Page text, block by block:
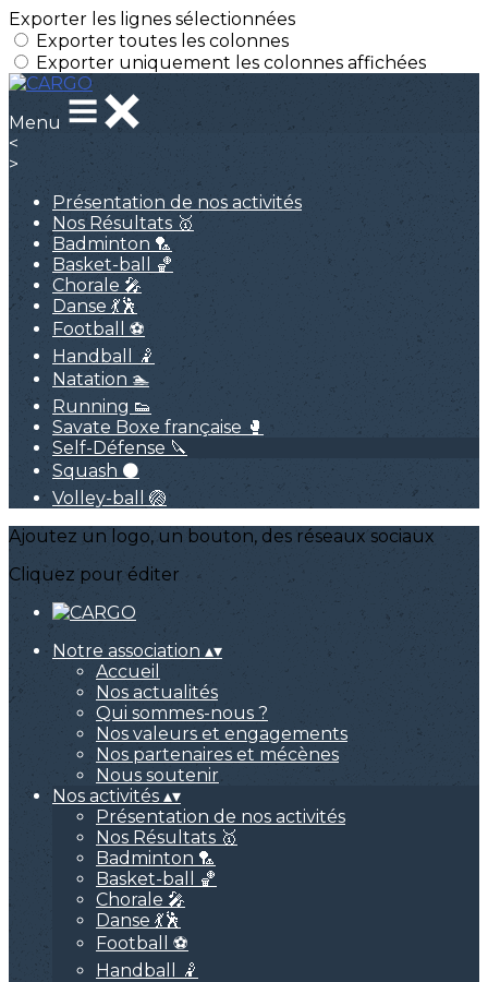
Exporter les lignes sélectionnées
Exporter toutes les colonnes
Exporter uniquement les colonnes affichées
Menu
<
>
Présentation de nos activités
Nos Résultats 🥇
Badminton 🏸
Basket-ball 🏀
Chorale 🎤
Danse 💃🕺
Football ⚽
Handball 🤾
Natation 🏊
Running 👟
Savate Boxe française 🥊
Self-Défense 🔪
Squash ⚫
Volley-ball 🏐
Ajoutez un logo, un bouton, des réseaux sociaux
Cliquez pour éditer
Notre association ▴▾
Accueil
Nos actualités
Qui sommes-nous ?
Nos valeurs et engagements
Nos partenaires et mécènes
Nous soutenir
Nos activités ▴▾
Présentation de nos activités
Nos Résultats 🥇
Badminton 🏸
Basket-ball 🏀
Chorale 🎤
Danse 💃🕺
Football ⚽
Handball 🤾